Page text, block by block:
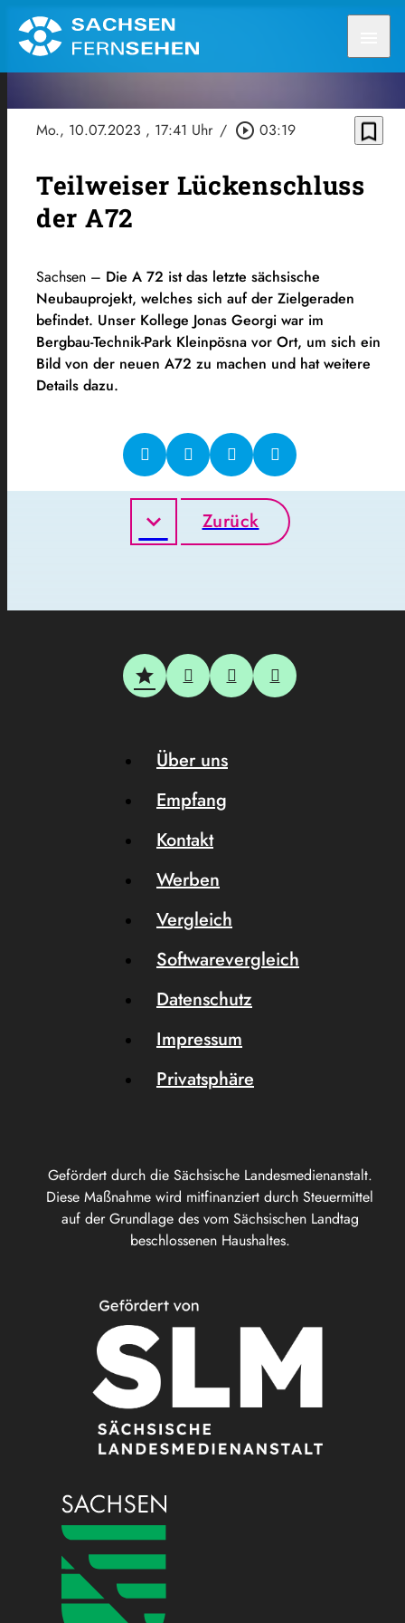
Mo., 10.07.2023 , 17:41 Uhr / play_circle_outline 03:19 bookmark_border
Teilweiser Lückenschluss
der A72
Sachsen – Die A 72 ist das letzte sächsische
Neubauprojekt, welches sich auf der Zielgeraden
befindet. Unser Kollege Jonas Georgi war im
Bergbau-Technik-Park Kleinpösna vor Ort, um sich ein
Bild von der neuen A72 zu machen und hat weitere
Details dazu.
Zurück
Gefördert durch die Sächsische Landesmedienanstalt.
Diese Maßnahme wird mitfinanziert durch Steuermittel
auf der Grundlage des vom Sächsischen Landtag
beschlossenen Haushaltes.
Über uns
Empfang
Kontakt
Werben
Vergleich
Softwarevergleich
Datenschutz
Impressum
Privatsphäre